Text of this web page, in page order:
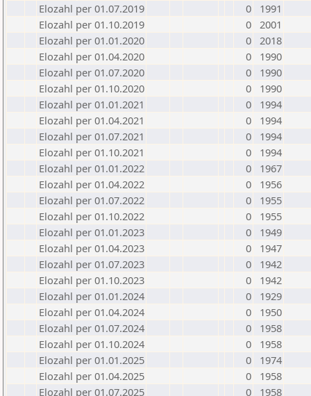
Elozahl per 01.07.2019
0
1991
Elozahl per 01.10.2019
0 2001
Elozahl per 01.01.2020
0 2018
Elozahl per 01.04.2020
0
1990
Elozahl per 01.07.2020
0
1990
Elozahl per 01.10.2020
0
1990
Elozahl per 01.01.2021
0
1994
Elozahl per 01.04.2021
0
1994
Elozahl per 01.07.2021
0
1994
Elozahl per 01.10.2021
0
1994
Elozahl per 01.01.2022
0
1967
Elozahl per 01.04.2022
0
1956
Elozahl per 01.07.2022
0
1955
Elozahl per 01.10.2022
0
1955
Elozahl per 01.01.2023
0
1949
Elozahl per 01.04.2023
0
1947
Elozahl per 01.07.2023
0
1942
Elozahl per 01.10.2023
0
1942
Elozahl per 01.01.2024
0
1929
Elozahl per 01.04.2024
0
1950
Elozahl per 01.07.2024
0
1958
Elozahl per 01.10.2024
0
1958
Elozahl per 01.01.2025
0
1974
Elozahl per 01.04.2025
0
1958
Elozahl per 01.07.2025
0
1958